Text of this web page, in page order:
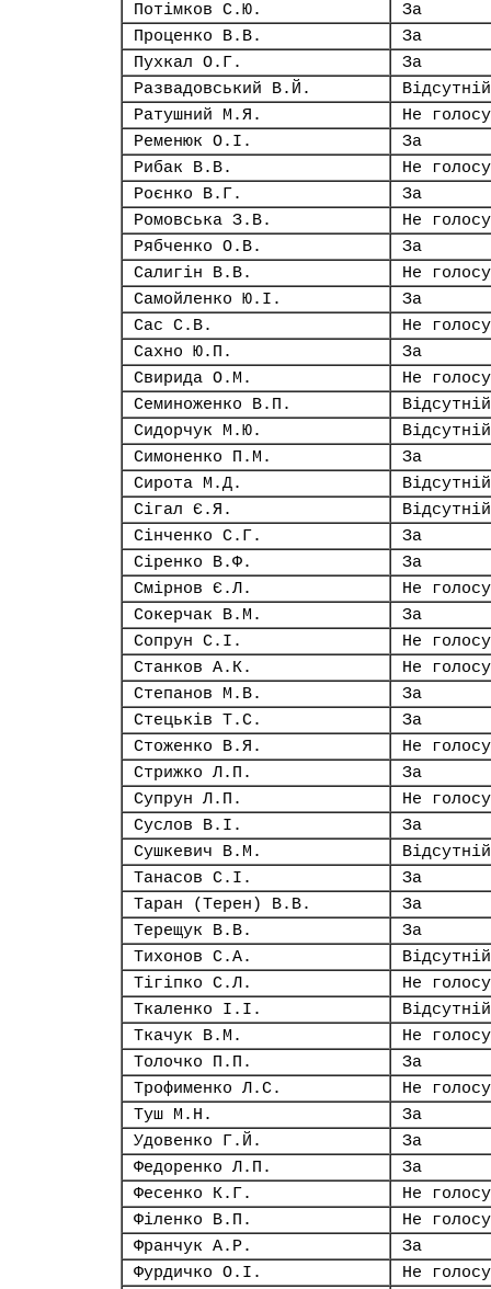
Потімков С.Ю.
За
Проценко В.В.
За
Пухкал О.Г.
За
Развадовський В.Й.
Відсутній
Ратушний М.Я.
Не
Ременюк О.І.
За
Рибак В.В.
Не
Роєнко В.Г.
За
Ромовська З.В.
Не
Рябченко О.В.
За
Салигін В.В.
Не
Самойленко Ю.І.
За
Сас С.В.
Не
Сахно Ю.П.
За
Свирида О.М.
Не
Семиноженко В.П.
Відсутній
Сидорчук М.Ю.
Відсутній
Симоненко П.М.
За
Сирота М.Д.
Відсутній
Сігал Є.Я.
Відсутній
Сінченко С.Г.
За
Сіренко В.Ф.
За
Смірнов Є.Л.
Не
Сокерчак В.М.
За
Сопрун С.І.
Не
Станков А.К.
Не
Степанов М.В.
За
Стецьків Т.С.
За
Стоженко В.Я.
Не
Стрижко Л.П.
За
Супрун Л.П.
Не
Суслов В.І.
За
Сушкевич В.М.
Відсутній
Танасов С.І.
За
Таран (Терен) В.В.
За
Терещук В.В.
За
Тихонов С.А.
Відсутній
Тігіпко С.Л.
Не
Ткаленко І.І.
Відсутній
Ткачук В.М.
Не
Толочко П.П.
За
Трофименко Л.С.
Не
Туш М.Н.
За
Удовенко Г.Й.
За
Федоренко Л.П.
За
Фесенко К.Г.
Не
Філенко В.П.
Не
Франчук А.Р.
За
Фурдичко О.І.
Не